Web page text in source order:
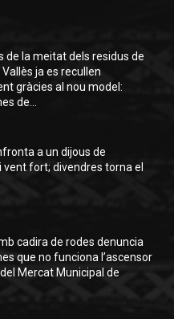
de la meitat dels residus de
ja es recullen
gràcies al nou model:
de...
a un dijous de
fort; divendres torna el
cadira de rodes denuncia
que no funciona l’ascensor
Mercat Municipal de